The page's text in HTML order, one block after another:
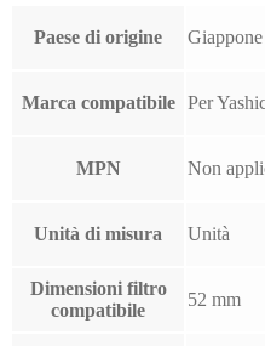
Paese di origine Giappone
Marca compatibile Per
MPN Non
Unità di misura Unità
Dimensioni filtro
compatibile
52 mm